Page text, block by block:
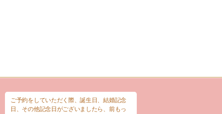
ご予約をしていただく際、誕生日、結婚記念
日、その他記念日がございましたら、前もっ